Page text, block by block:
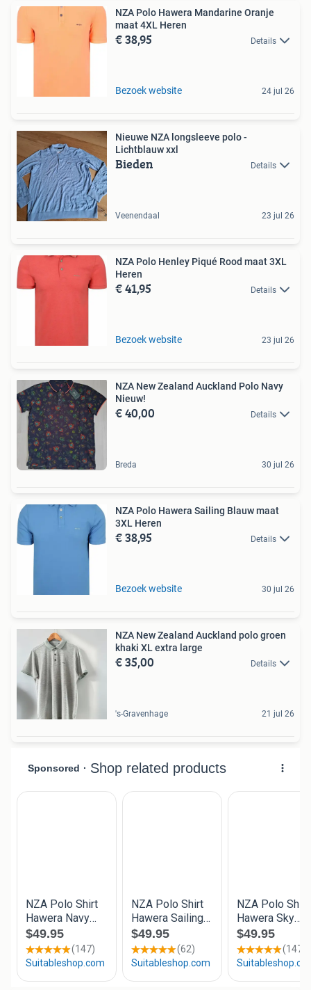
NZA Polo Hawera Mandarine Oranje
maat 4XL Heren
€ 38,95 Details
Bezoek website 24 jul 26
Nieuwe NZA longsleeve polo -
Lichtblauw xxl
Bieden Details
Veenendaal 23 jul 26
NZA Polo Henley Piqué Rood maat 3XL
Heren
€ 41,95 Details
Bezoek website 23 jul 26
NZA New Zealand Auckland Polo Navy
Nieuw!
€ 40,00 Details
Breda 30 jul 26
NZA Polo Hawera Sailing Blauw maat
3XL Heren
€ 38,95 Details
Bezoek website 30 jul 26
NZA New Zealand Auckland polo groen
khaki XL extra large
€ 35,00 Details
's-Gravenhage 21 jul 26